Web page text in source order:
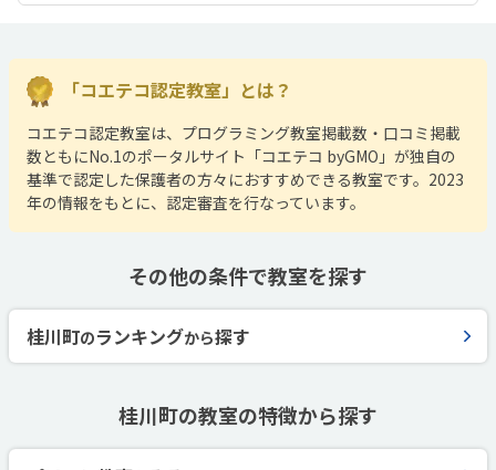
「コエテコ認定教室」とは？
コエテコ認定教室は、プログラミング教室掲載数・口コミ掲載
数ともにNo.1のポータルサイト「コエテコ byGMO」が独自の
基準で認定した保護者の方々におすすめできる教室です。2023
年の情報をもとに、認定審査を行なっています。
その他の条件で教室を探す
桂川町のランキングから探す
桂川町の教室の特徴から探す